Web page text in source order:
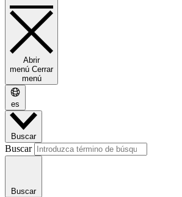
Abrir
menú Cerrar
menú
es
Buscar
Buscar
Buscar